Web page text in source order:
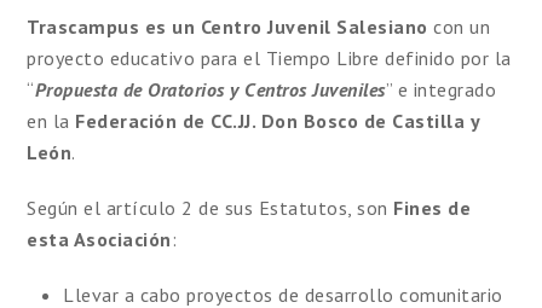
Trascampus es un Centro Juvenil Salesiano con un
proyecto educativo para el Tiempo Libre definido por la
“Propuesta de Oratorios y Centros Juveniles” e integrado
en la Federación de CC.JJ. Don Bosco de Castilla y
León.
Según el artículo 2 de sus Estatutos, son Fines de
esta Asociación :
Llevar a cabo proyectos de desarrollo comunitario